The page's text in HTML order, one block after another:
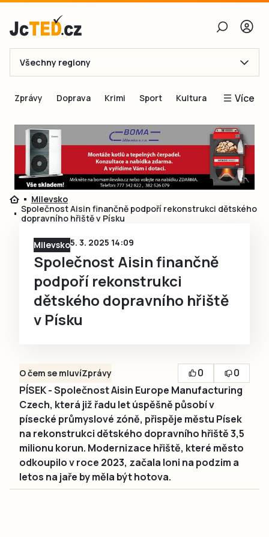
E-mail
Obnovit heslo
Přihlásit se
Všechny regiony
Zprávy Doprava Krimi Sport Kultura Více
Blogy
Inspirace
Čtenáři píší
Speciální přílohy
Milevsko
Společnost Aisin finančně podpoří rekonstrukci dětského
dopravního hřiště v Písku
Milevsko5. 3. 2025 14:09
Společnost Aisin finančně
podpoří rekonstrukci
dětského dopravního hřiště
v Písku
O čem se mluvíZprávy 0
0
PÍSEK - Společnost Aisin Europe Manufacturing
Czech, která již řadu let úspěšně působí v
písecké průmyslové zóně, přispěje městu Písek
na rekonstrukci dětského dopravního hřiště 3,5
milionu korun. Modernizace hřiště, které město
odkoupilo v roce 2023, začala loni na podzim a
letos na jaře by měla být hotova.